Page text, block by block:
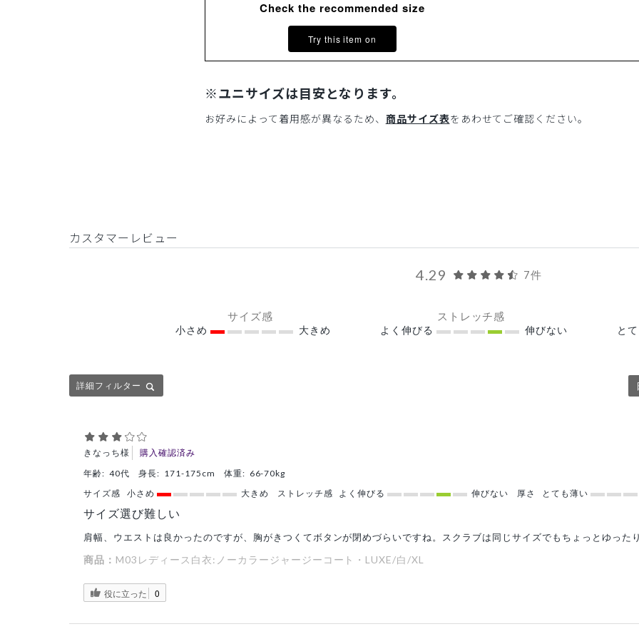
Check the recommended size
Try this item on
※ユニサイズは目安となります。
お好みによって着用感が異なるため、 商品サイズ表をあわせてご確認ください。
カスタマーレビュー
4.29 7件
サイズ感
小さめ 大きめ
ストレッチ感
よく伸びる 伸びない と
詳細フィルター
きなっち様
購入確認済み
年齢: 40代 身長: 171-175cm 体重: 66-70kg
サイズ感
小さめ 大きめ ストレッチ感 よく伸びる 伸びない 厚さ とても薄い
サイズ選び難しい
肩幅、ウエストは良かったのですが、胸がきつくてボタンが閉めづらいですね。スクラブは同じサイズでもちょっとゆった
商品： M03レディース白衣:ノーカラージャージーコート・LUXE/白/XL
役に立った 0